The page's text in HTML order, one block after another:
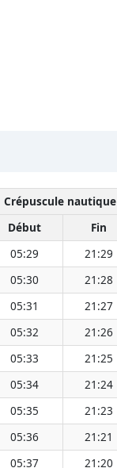
Crépuscule nautique
Début
Fin
05:29
21:29
05:30
21:28
05:31
21:27
05:32
21:26
05:33
21:25
05:34
21:24
05:35
21:23
05:36
21:21
05:37
21:20